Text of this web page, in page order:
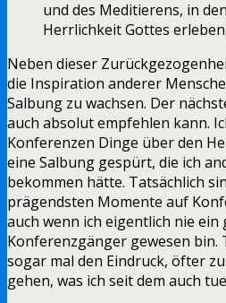
und des Meditierens, in
Herrlichkeit Gottes erleben.
Neben dieser
die Inspiration anderer
Salbung zu wachsen. Der
auch absolut empfehlen kann.
Konferenzen Dinge über den
eine Salbung gespürt, die ich
bekommen hätte. Tatsächlich
prägendsten Momente auf
auch wenn ich eigentlich nie
Konferenzgänger gewesen bin.
sogar mal den Eindruck, öfter
gehen, was ich seit dem auch